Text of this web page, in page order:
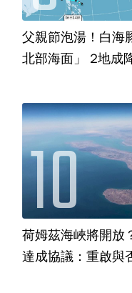
父親節泡湯！白海
北部海面」 2地成
荷姆茲海峽將開放
達成協議：重啟與